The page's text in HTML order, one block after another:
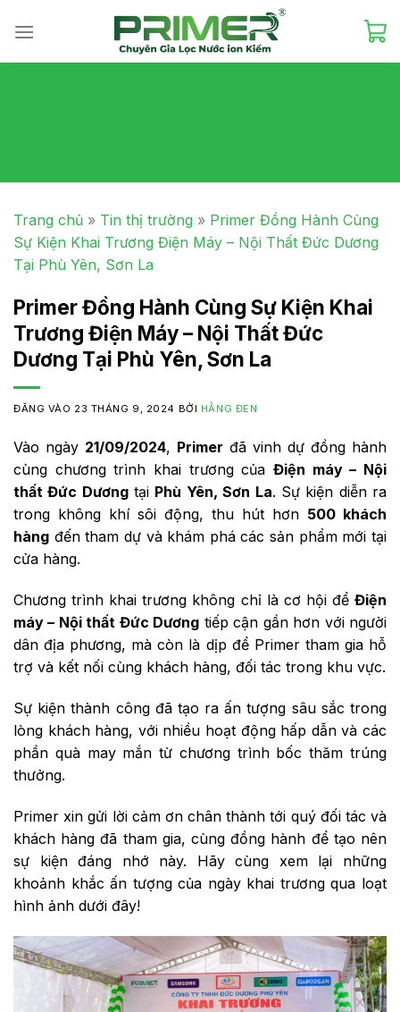
Trang chủ » Tin thị trường » Primer Đồng Hành Cùng
Sự Kiện Khai Trương Điện Máy – Nội Thất Đức Dương
Tại Phù Yên, Sơn La
Primer Đồng Hành Cùng Sự Kiện Khai
Trương Điện Máy – Nội Thất Đức
Dương Tại Phù Yên, Sơn La
ĐĂNG VÀO 23 THÁNG 9, 2024 BỞI HẰNG ĐEN
Vào ngày 21/09/2024, Primer đã vinh dự đồng hành
cùng chương trình khai trương của Điện máy – Nội
thất Đức Dươngtại Phù Yên, Sơn La. Sự kiện diễn ra
trong không khí sôi động, thu hút hơn 500 khách
hàng đến tham dự và khám phá các sản phẩm mới tại
cửa hàng.
Chương trình khai trương không chỉ là cơ hội để Điện
máy – Nội thất Đức Dương tiếp cận gần hơn với người
dân địa phương, mà còn là dịp để Primer tham gia hỗ
trợ và kết nối cùng khách hàng, đối tác trong khu vực.
Sự kiện thành công đã tạo ra ấn tượng sâu sắc trong
lòng khách hàng, với nhiều hoạt động hấp dẫn và các
phần quà may mắn từ chương trình bốc thăm trúng
thưởng.
Primer xin gửi lời cảm ơn chân thành tới quý đối tác và
khách hàng đã tham gia, cùng đồng hành để tạo nên
sự kiện đáng nhớ này. Hãy cùng xem lại những
khoảnh khắc ấn tượng của ngày khai trương qua loạt
hình ảnh dưới đây!